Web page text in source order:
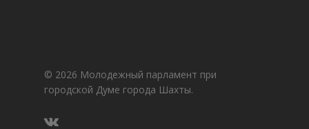
© 2026 Молодежный парламент при
городской Думе города Шахты.